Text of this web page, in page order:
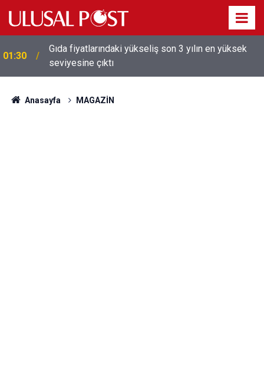
01:26
Galatasaray'dan sekiz kişi hakkında savcılığa suç
duyurusu
Anasayfa MAGAZİN